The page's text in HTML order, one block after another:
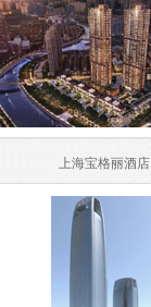
上海宝格丽酒店